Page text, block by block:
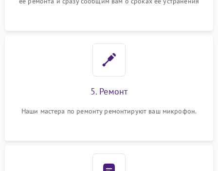
5. Ремонт
Наши мастера по ремонту ремонтируют ваш микрофон.